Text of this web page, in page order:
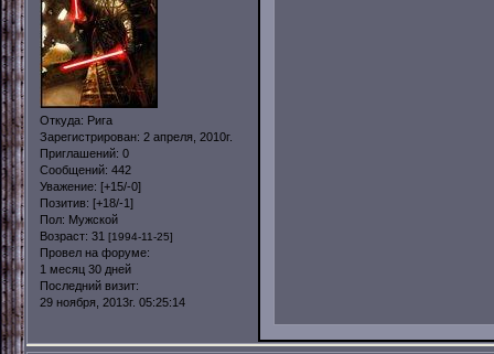
Откуда: Рига
Зарегистрирован: 2 апреля, 2010г.
Приглашений: 0
Сообщений: 442
Уважение: [+15/-0]
Позитив: [+18/-1]
Пол: Мужской
Возраст: 31 [1994-11-25]
Провел на форуме:
1 месяц 30 дней
Последний визит:
29 ноября, 2013г. 05:25:14